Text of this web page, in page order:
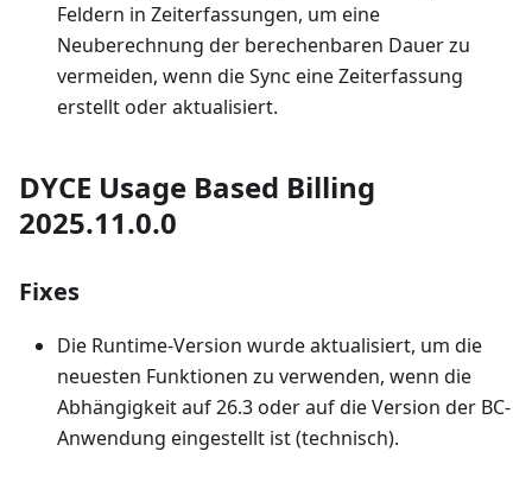
Feldern in Zeiterfassungen, um eine
Neuberechnung der berechenbaren Dauer zu
vermeiden, wenn die Sync eine Zeiterfassung
erstellt oder aktualisiert.
DYCE Usage Based Billing
2025.11.0.0
Fixes
Die Runtime-Version wurde aktualisiert, um die
neuesten Funktionen zu verwenden, wenn die
Abhängigkeit auf 26.3 oder auf die Version der BC-
Anwendung eingestellt ist (technisch).